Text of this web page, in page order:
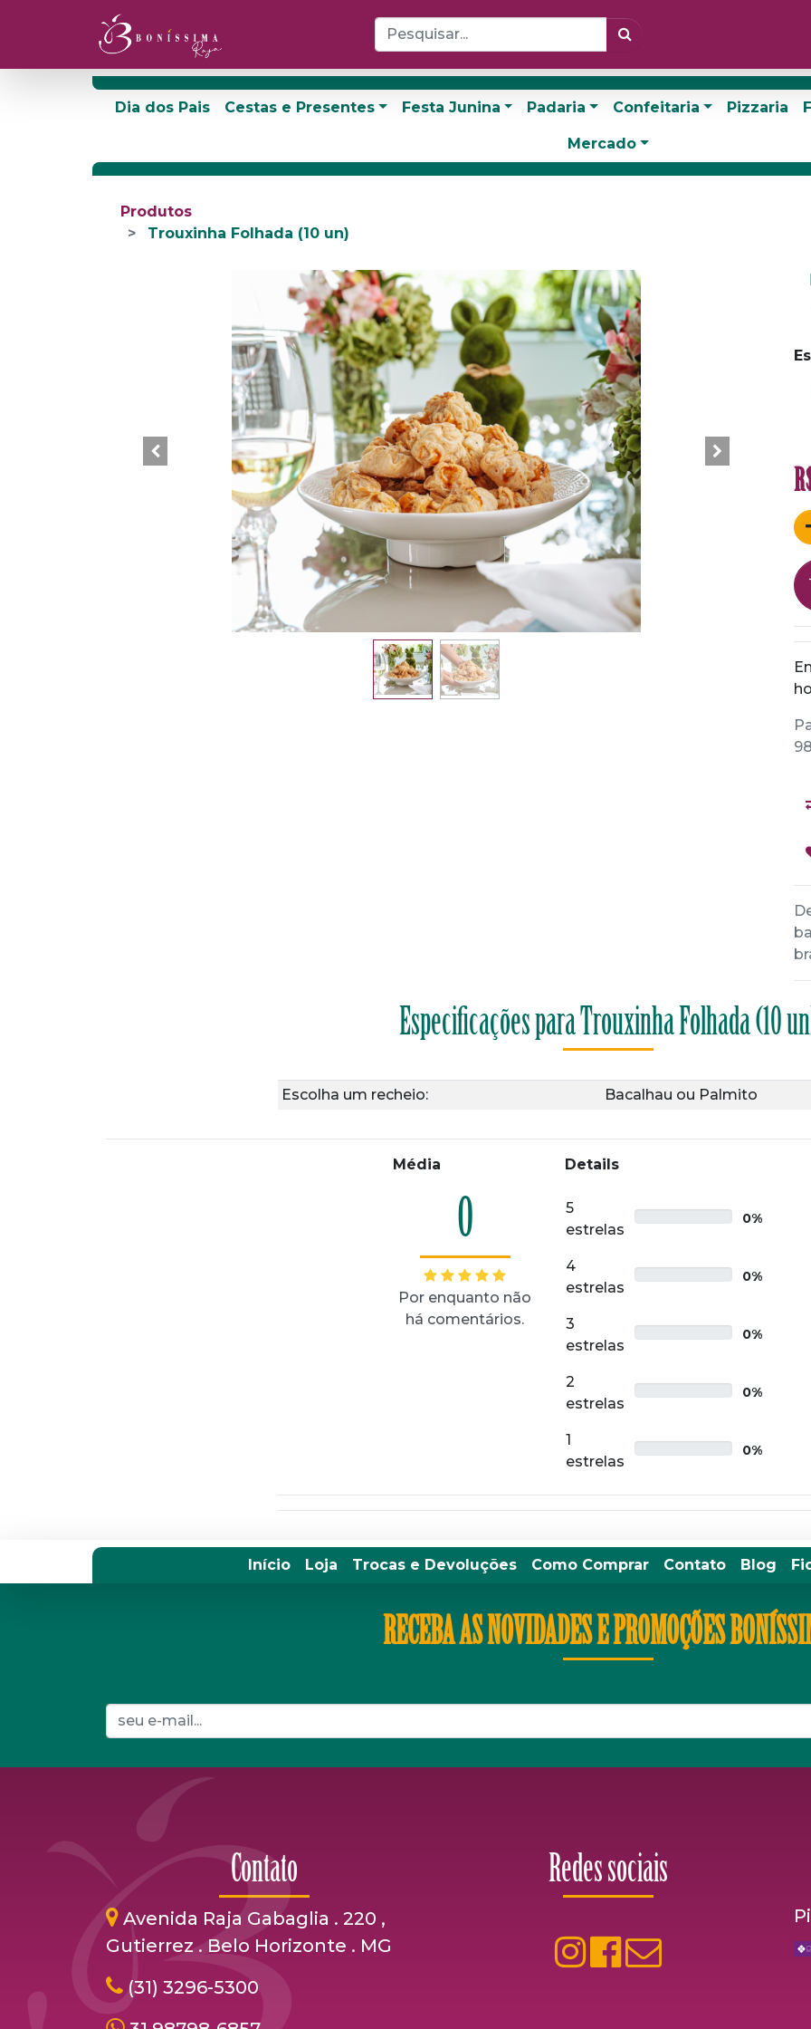
Dia dos Pais Cestas e Presentes Festa Junina Padaria Confeitaria Pizzaria
Mercado
Produtos
Trouxinha Folhada (10 un)
Especificações para Trouxinha Folhada (10
Escolha um recheio: Bacalhau ou Palmito
Média
0
Por enquanto não
há comentários.
Details
5
estrelas
0%
4
estrelas
0%
3
estrelas
0%
2
estrelas
0%
1
estrelas
0%
Início Loja Trocas e Devoluções Como Comprar Contato Blog
RECEBA AS NOVIDADES E PROMOÇÕES
Contato
Avenida Raja Gabaglia . 220 ,
Gutierrez . Belo Horizonte . MG
(31) 3296-5300
Redes sociais